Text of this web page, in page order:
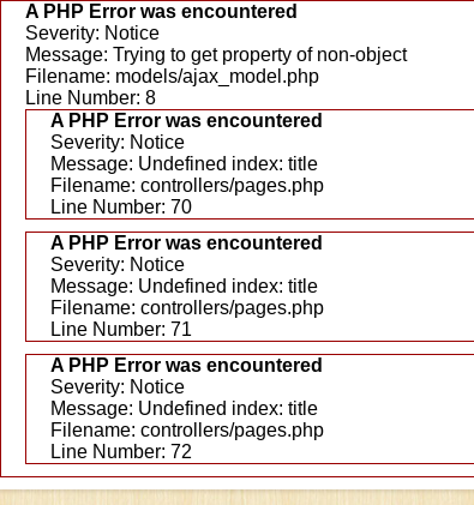
A PHP Error was encountered
Severity: Notice
Message: Trying to get property of non-object
Filename: models/ajax_model.php
Line Number: 8
A PHP Error was encountered
Severity: Notice
Message: Undefined index: title
Filename: controllers/pages.php
Line Number: 70
A PHP Error was encountered
Severity: Notice
Message: Undefined index: title
Filename: controllers/pages.php
Line Number: 71
A PHP Error was encountered
Severity: Notice
Message: Undefined index: title
Filename: controllers/pages.php
Line Number: 72